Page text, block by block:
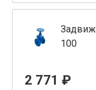
100
2 771 ₽